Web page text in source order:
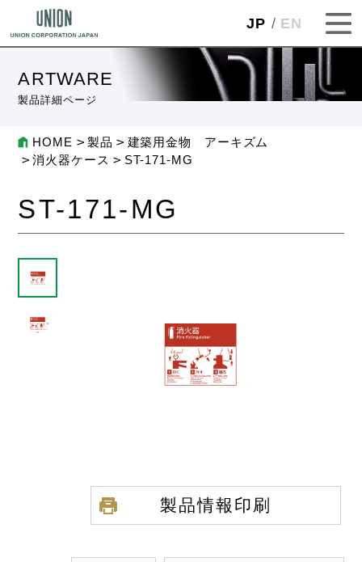
JP EN
ARTWARE
製品詳細ページ
HOME 製品
建築用金物 アーキズム
消火器ケース
ST-171-MG
ST-171-MG
製品情報印刷